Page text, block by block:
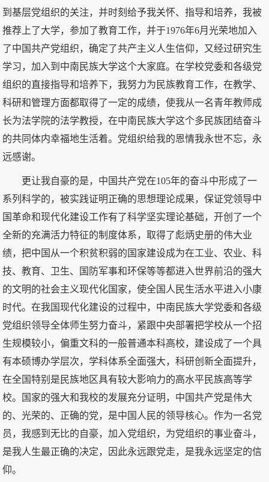
到基层党组织的关注，并时刻给予我关怀、指导和培养，我被
推荐上了大学，参加了教育工作，并于1976年6月光荣地加入
了中国共产党组织，确定了共产主义人生信仰，又经过研究生
学习，加入到中南民族大学这个大家庭。在学校党委和各级党
组织的直接指导和培养下，我努力为民族教育工作，在教学、
科研和管理方面都取得了一定的成绩，使我从一名青年教师成
长为法学院的法学教授，在中南民族大学这个多民族团结奋斗
的共同体内幸福地生活着。党组织给我的恩情我永世不忘，永
远感谢。
更让我自豪的是，中国共产党在105年的奋斗中形成了一
系列科学的，被实践证明正确的思想理论成果，保证党领导中
国革命和现代化建设工作有了科学坚实理论基础，开创了一个
全新的充满活力特征的制度体系，取得了彪炳史册的伟大业
绩，把中国从一个积贫积弱的国家建设成为在工业、农业、科
技、教育、卫生、国防军事和环保等等都进入世界前沿的强大
的文明的社会主义现代化国家，使全国人民生活水平进入小康
时代。在我国现代化建设的过程中，中南民族大学党委和各级
党组织领导全体师生努力奋斗，紧跟中央部署把学校从一个招
生规模较小，偏重文科的一般普通本科高校，建设成了一个具
有本硕博办学层次，学科体系全面强大，科研创新全面提升，
在全国特别是民族地区具有较大影响力的高水平民族高等学
校。国家的强大和我校的发展充分证明，中国共产党是伟大
的、光荣的、正确的党，是中国人民的领导核心。作为一名党
员，我感到无比的自豪，加入党组织，为党组织的事业奋斗，
是我人生最正确的决定，因此永远跟党走，是我永远坚定的信
仰。